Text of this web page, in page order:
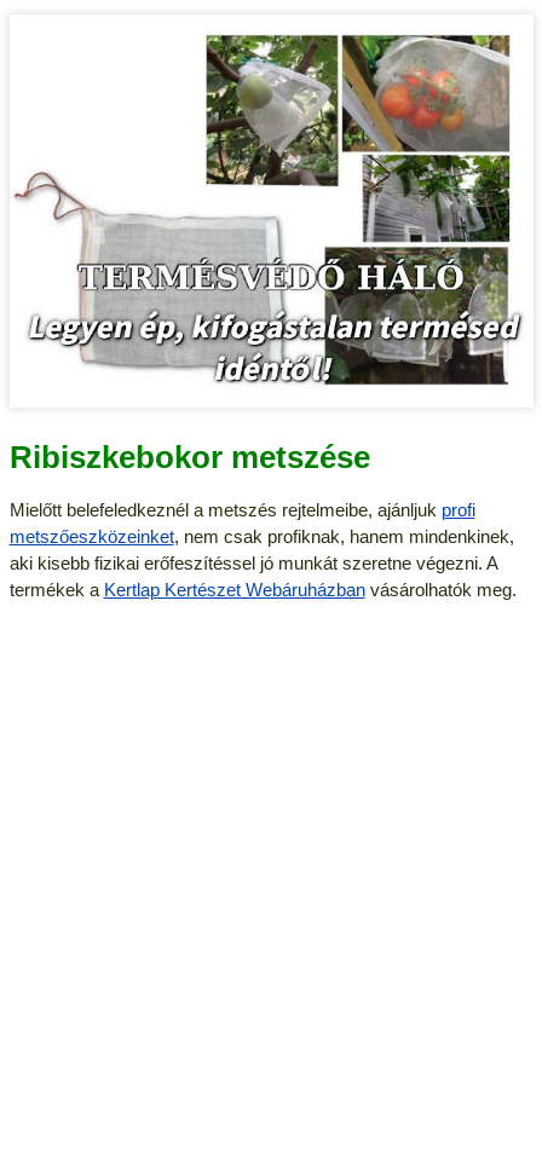
Ribiszkebokor metszése
Mielőtt belefeledkeznél a metszés rejtelmeibe, ajánljuk profi
metszőeszközeinket, nem csak profiknak, hanem mindenkinek,
aki kisebb fizikai erőfeszítéssel jó munkát szeretne végezni. A
termékek a Kertlap Kertészet Webáruházbanvásárolhatók meg.